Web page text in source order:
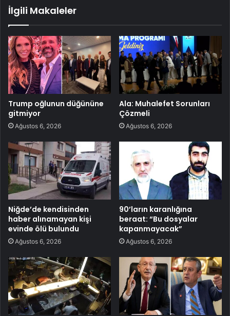
İlgili Makaleler
Trump oğlunun düğününe
gitmiyor
Ağustos 6, 2026
Ala: Muhalefet Sorunları
Çözmeli
Ağustos 6, 2026
Niğde’de kendisinden
haber alınamayan kişi
evinde ölü bulundu
Ağustos 6, 2026
90’ların karanlığına
beraat: “Bu dosyalar
kapanmayacak”
Ağustos 6, 2026